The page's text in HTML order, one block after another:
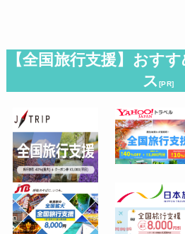
【全国旅行支援】おす
ス[PR]